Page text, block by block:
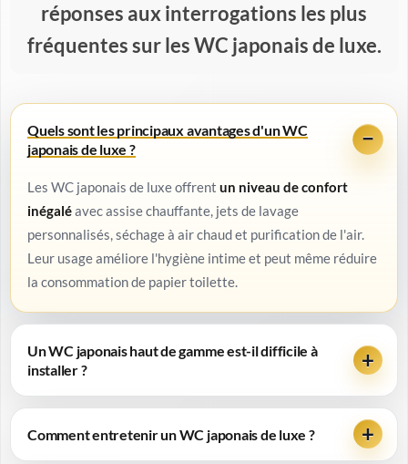
réponses aux interrogations les plus
fréquentes sur les WC japonais de luxe.
Quels sont les principaux avantages d'un WC
japonais de luxe ?
Les WC japonais de luxe offrent un niveau de confort
inégaléavec assise chauffante, jets de lavage
personnalisés, séchage à air chaud et purification de l'air.
Leur usage améliore l'hygiène intime et peut même réduire
la consommation de papier toilette.
Un WC japonais haut de gamme est-il difficile à
installer ?
Comment entretenir un WC japonais de luxe ?